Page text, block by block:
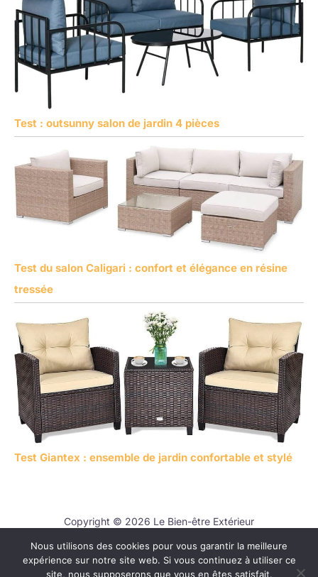
Test : outsunny salon de jardin 4 pièces
Test du salon Caligari : confort et élégance en résine
tressée
Test Giantex : ensemble de jardin confortable et stylé
Copyright © 2026 Le Bien-être Extérieur
Contact
Mentions légales
Nous utilisons des cookies pour vous garantir la meilleure
expérience sur notre site web. Si vous continuez à utiliser ce
site, nous supposerons que vous en êtes satisfait.